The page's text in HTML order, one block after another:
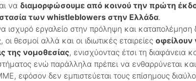
να διαμορφώσουμε από κοινού την πρώτη
των whistleblowers στην Ελλάδα.
ισχυρό εργαλείο στην πρόληψη και
θεσμοί αλλά και οι ιδιωτικές εταιρείες οφείλουν
της νομοθεσίας, ενισχύοντας έτσι τη διαφάνεια
ενώ παράλληλα πρέπει να ενθαρρύνεται
εφόσον δεν εμπιστεύεται τους επίσημους